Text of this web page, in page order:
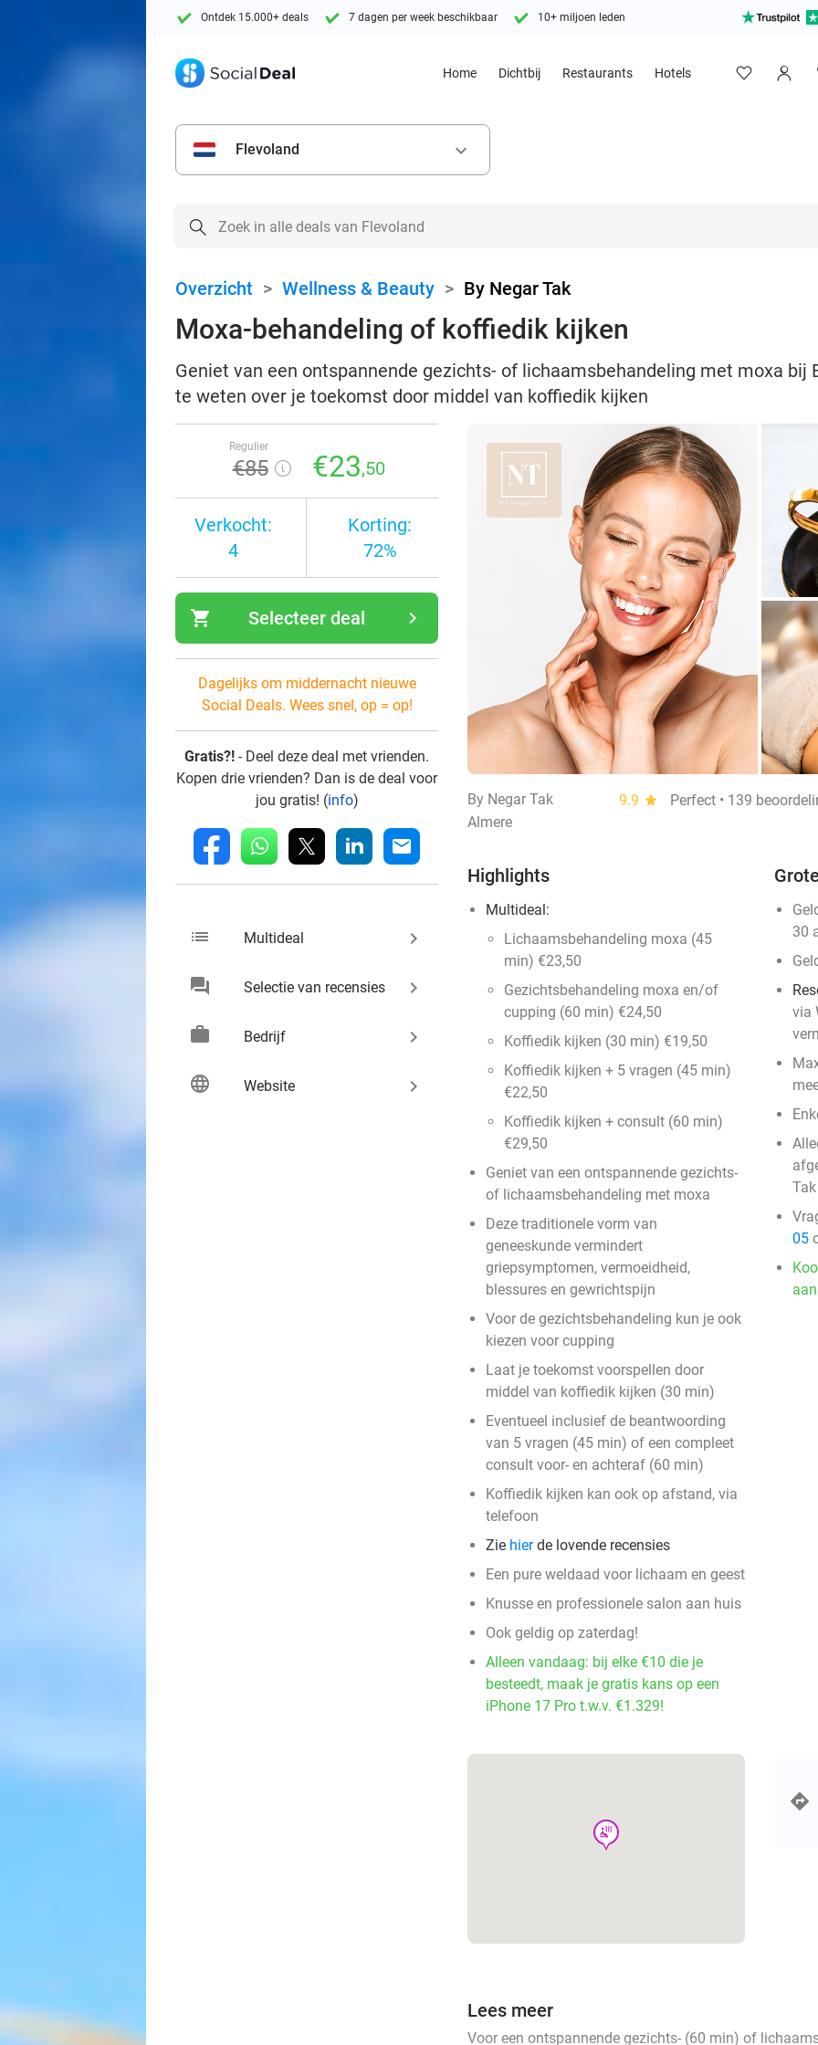
Ontdek 15.000+ deals 7 dagen per week beschikbaar 10+ miljoen leden
Home Dichtbij Restaurants Hotels
Flevoland keyboard_arrow_down
Overzicht > Wellness & Beauty > By Negar Tak
Moxa-behandeling of koffiedik kijken
Geniet van een ontspannende gezichts- of lichaamsbehandeling met moxa bij
te weten over je toekomst door middel van koffiedik kijken
Regulier
€85 €23,50
Verkocht:
4
Korting:
72%
shopping_cart navigate_next
Selecteer deal
Dagelijks om middernacht nieuwe
Social Deals. Wees snel, op = op!
Gratis?! - Deel deze deal met vrienden.
Kopen drie vrienden? Dan is de deal voor
jou gratis! (info)
fb whatsapp linkedin mail
list Multideal keyboard_arrow_right
chat Selectie van recensies keyboard_arrow_right
work Bedrijf keyboard_arrow_right
language Website keyboard_arrow_right
By Negar Tak 9.9 star
Perfect • 139
Almere
Highlights
Multideal:
Lichaamsbehandeling moxa (45
min) €23,50
Gezichtsbehandeling moxa en/of
cupping (60 min) €24,50
Koffiedik kijken (30 min) €19,50
Koffiedik kijken + 5 vragen (45 min)
€22,50
Koffiedik kijken + consult (60 min)
€29,50
Geniet van een ontspannende gezichts-
of lichaamsbehandeling met moxa
Deze traditionele vorm van
geneeskunde vermindert
griepsymptomen, vermoeidheid,
blessures en gewrichtspijn
Voor de gezichtsbehandeling kun je ook
kiezen voor cupping
Laat je toekomst voorspellen door
middel van koffiedik kijken (30 min)
Eventueel inclusief de beantwoording
van 5 vragen (45 min) of een compleet
consult voor- en achteraf (60 min)
Koffiedik kijken kan ook op afstand, via
telefoon
Zie hierde lovende recensies
Een pure weldaad voor lichaam en geest
Knusse en professionele salon aan huis
Ook geldig op zaterdag!
Alleen vandaag: bij elke €10 die je
besteedt, maak je gratis kans op een
iPhone 17 Pro t.w.v. €1.329!
30
via
05
wellness
Lees meer
Voor een ontspannende gezichts- (60 min) of